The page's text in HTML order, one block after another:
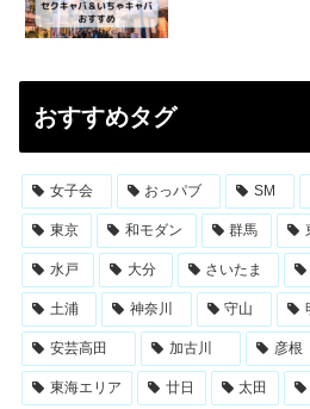
おすすめタグ
女子会 おっパブ SM
東京 和モダン 群馬
水戸 大分 さいたま
土浦 神奈川 守山
安芸高田 加古川 彦根
東海エリア 廿日 太田